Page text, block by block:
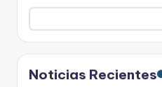
Noticias Recientes